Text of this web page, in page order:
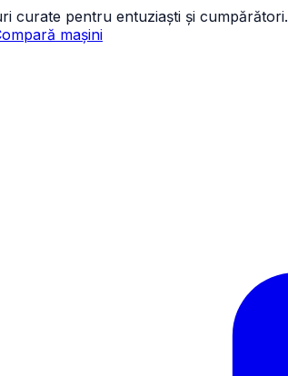
curate pentru entuziaști și cumpărători.
mașini